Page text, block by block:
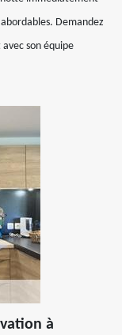
Demandez
son équipe
à